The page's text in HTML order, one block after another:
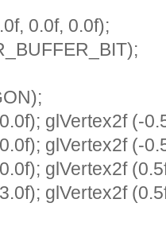
0.0f, 0.0f);
glVertex2f (-
glVertex2f (-
glVertex2f
glVertex2f